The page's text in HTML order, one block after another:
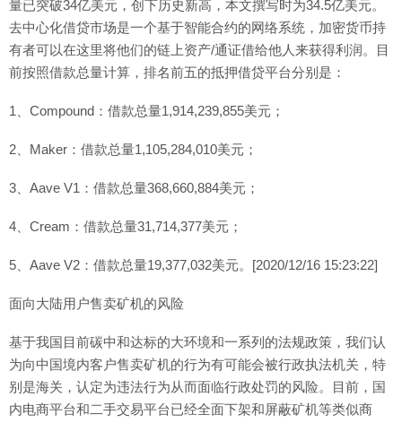
量已突破34亿美元，创下历史新高，本文撰写时为34.5亿美元。
去中心化借贷市场是一个基于智能合约的网络系统，加密货币持
有者可以在这里将他们的链上资产/通证借给他人来获得利润。目
前按照借款总量计算，排名前五的抵押借贷平台分别是：
1、Compound：借款总量1,914,239,855美元；
2、Maker：借款总量1,105,284,010美元；
3、Aave V1：借款总量368,660,884美元；
4、Cream：借款总量31,714,377美元；
5、Aave V2：借款总量19,377,032美元。[2020/12/16 15:23:22]
面向大陆用户售卖矿机的风险
基于我国目前碳中和达标的大环境和一系列的法规政策，我们认
为向中国境内客户售卖矿机的行为有可能会被行政执法机关，特
别是海关，认定为违法行为从而面临行政处罚的风险。目前，国
内电商平台和二手交易平台已经全面下架和屏蔽矿机等类似商